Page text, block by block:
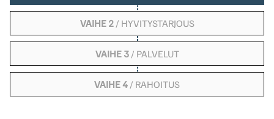
VAIHE 2/ HYVITYSTARJOUS
VAIHE 3/ PALVELUT
VAIHE 4 / RAHOITUS